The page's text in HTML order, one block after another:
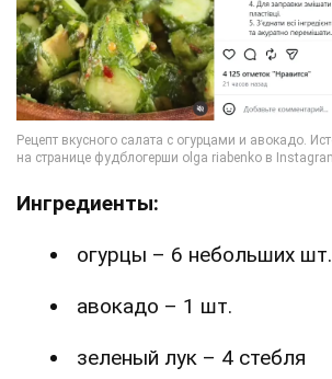
Ингредиенты:
огурцы – 6 небольших шт.
авокадо – 1 шт.
зеленый лук – 4 стебля